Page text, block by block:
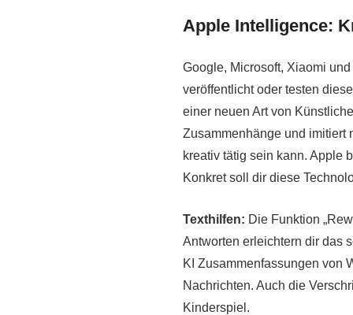
Apple Intelligence:
Google, Microsoft, Xiaomi
veröffentlicht oder testen
einer neuen Art von
Zusammenhänge und imitiert
kreativ tätig sein kann. Apple
Konkret soll dir diese
Texthilfen: Die Funktion
Antworten erleichtern dir das
KI Zusammenfassungen von
Nachrichten. Auch die
Kinderspiel.